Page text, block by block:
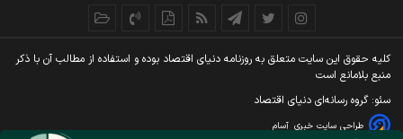
کليه حقوق اين سايت متعلق به روزنامه دنيای اقتصاد بوده و استفاده از مطالب آن با ذکر
منبع بلامانع است
سئو: گروه رسانه‌ای دنیای اقتصاد
طراحی سایت خبری آسام